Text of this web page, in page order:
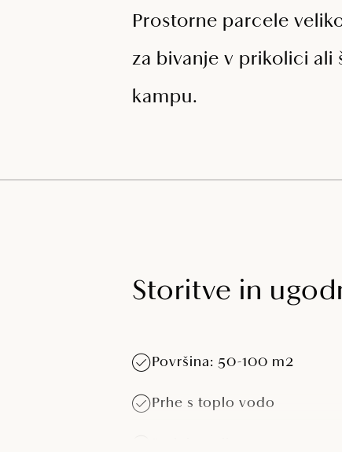
Prostorne parcele
za bivanje v prikolici ali
kampu.
Storitve in
Površina: 50-100 m2
Prhe s toplo vodo